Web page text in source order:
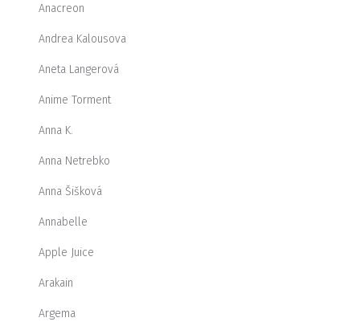
Anacreon
Andrea Kalousova
Aneta Langerová
Anime Torment
Anna K.
Anna Netrebko
Anna Šišková
Annabelle
Apple Juice
Arakain
Argema